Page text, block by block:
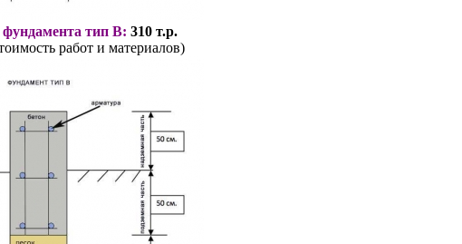
фундамента тип В: 310 т.р.
работ и материалов)